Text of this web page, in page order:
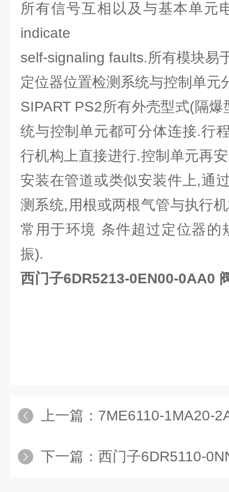
所有信号互相以及与基本单元
indicate
self-signaling faults.所有模块易
定位器位置检测系统与控制单元
SIPART PS2所有外壳型式(隔
统与控制单元都可分体连接.行
行机构上直接进行.控制单元再
安装在管道或类似安装件上,通
测系统,用根或两根气管与执行
常用于环境 条件超过定位器的
振).
西门子6DR5213-0EN00-0AA0
上一篇： 7ME6110-1MA20-
下一篇： 西门子6DR5110-